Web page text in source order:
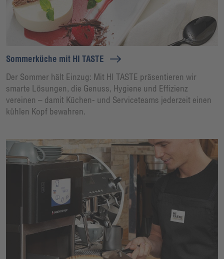
Sommerküche mit HI TASTE
Der Sommer hält Einzug: Mit HI TASTE präsentieren wir
smarte Lösungen, die Genuss, Hygiene und Effizienz
vereinen – damit Küchen- und Serviceteams jederzeit einen
kühlen Kopf bewahren.